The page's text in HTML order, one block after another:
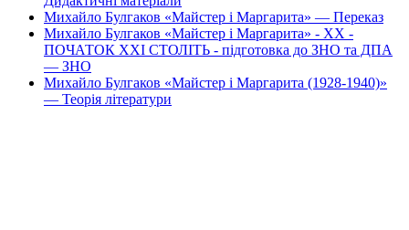
Михайло Булгаков «Майстер і Маргарита» — Переказ
Михайло Булгаков «Майстер і Маргарита» - XX -
ПОЧАТОК XXI СТОЛІТЬ - підготовка до ЗНО та ДПА
— ЗНО
Михайло Булгаков «Майстер і Маргарита (1928-1940)»
— Теорія літератури